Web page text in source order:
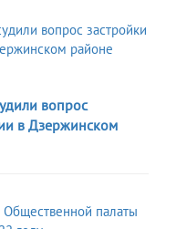
вопрос
в Дзержинском